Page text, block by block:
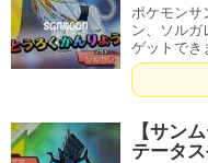
ポケモンサ
ン、ソルガ
ゲットでき
【サン
テータ